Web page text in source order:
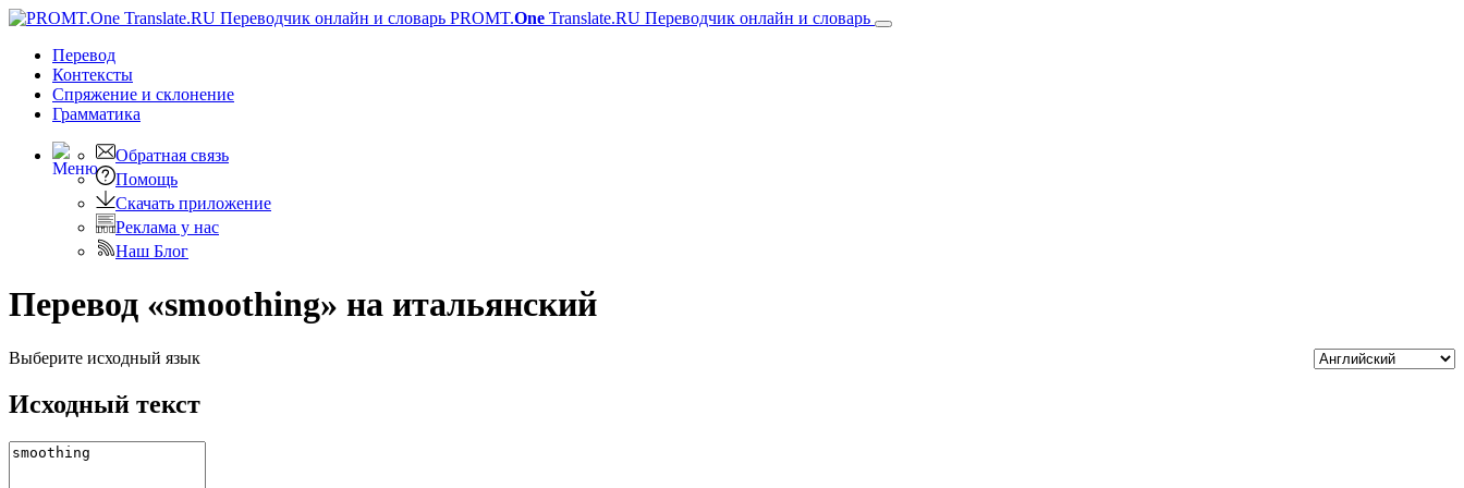
PROMT.One Translate.RU Переводчик онлайн и словарь
Перевод
Контексты
Спряжение и склонение
Грамматика
Обратная связь
Помощь
Скачать приложение
Реклама у нас
Наш Блог
Перевод «smoothing» на итальянский
Выберите исходный язык
Исходный текст